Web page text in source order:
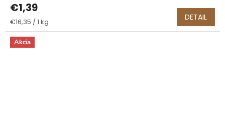
€1,39
Jednotková
cena:
€16,35 / 1 kg DETAIL
Akcia